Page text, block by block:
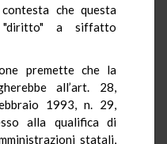
che questa
"diritto" a siffatto
premette che la
all’art. 28,
1993, n. 29,
alla qualifica di
statali,